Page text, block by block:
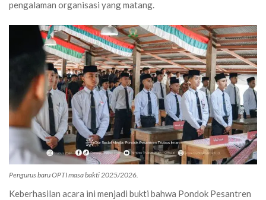
pengalaman organisasi yang matang.
Pengurus baru OPTI masa bakti 2025/2026.
Keberhasilan acara ini menjadi bukti bahwa Pondok Pesantren